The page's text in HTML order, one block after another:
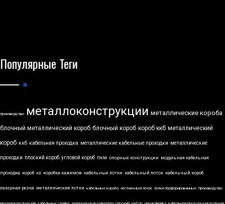
Популярные Теги
производство металлоконструкции металлические короба
блочный металлический короб блочный короб короб ккб металлический
короб ккб кабельная проходка металлические кабельные проходки металлические
проходки плоский короб угловой короб пкм опорные конструкции модульная кабельная
проходка короб кз коробка зажимов кабельные лотки кабельный лоток кабельный короб
лазерная резка металлические лотки кабельные короба лестничный лоток лотки перфорированные производство